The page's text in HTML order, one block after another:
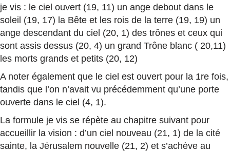
je vis : le ciel ouvert (19, 11) un ange debout dans le
soleil (19, 17) la Bête et les rois de la terre (19, 19) un
ange descendant du ciel (20, 1) des trônes et ceux qui
sont assis dessus (20, 4) un grand Trône blanc ( 20,11)
les morts grands et petits (20, 12)
A noter également que le ciel est ouvert pour la 1re fois,
tandis que l’on n’avait vu précédemment qu’une porte
ouverte dans le ciel (4, 1).
La formule je vis se répète au chapitre suivant pour
accueillir la vision : d’un ciel nouveau (21, 1) de la cité
sainte, la Jérusalem nouvelle (21, 2) et s’achève au